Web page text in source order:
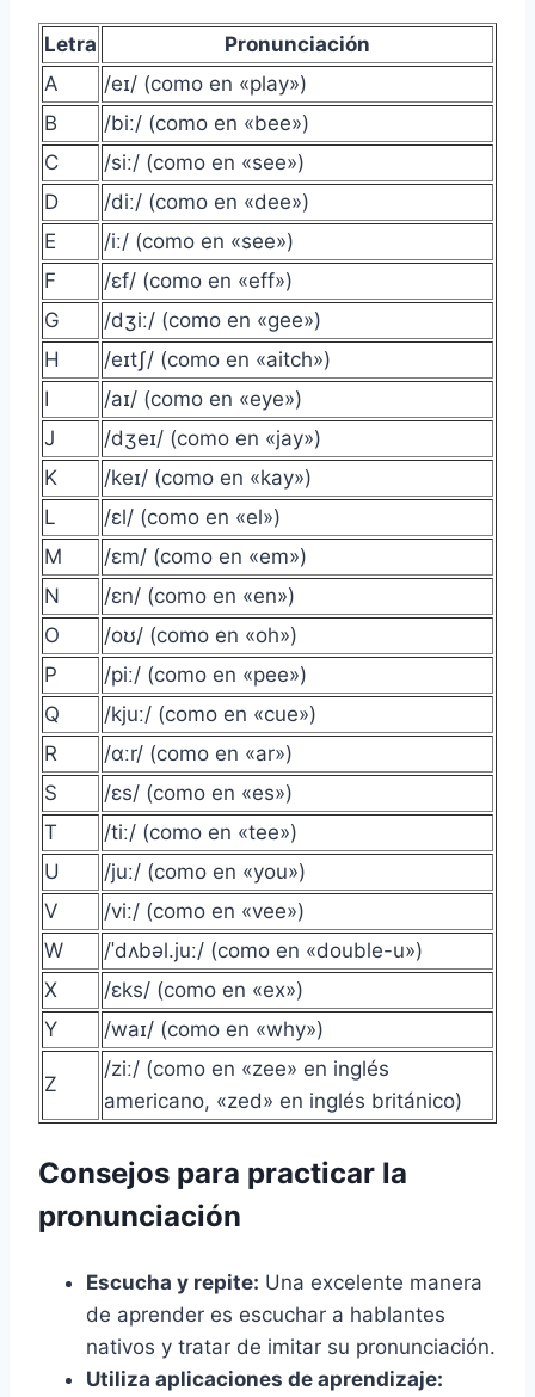
Letra
Pronunciación
A
/eɪ/ (como en «play»)
B
/biː/ (como en «bee»)
C
/siː/ (como en «see»)
D
/diː/ (como en «dee»)
E
/iː/ (como en «see»)
F
/ɛf/ (como en «eff»)
G
/dʒiː/ (como en «gee»)
H
/eɪtʃ/ (como en «aitch»)
I
/aɪ/ (como en «eye»)
J
/dʒeɪ/ (como en «jay»)
K
/keɪ/ (como en «kay»)
L
/ɛl/ (como en «el»)
M
/ɛm/ (como en «em»)
N
/ɛn/ (como en «en»)
O
/oʊ/ (como en «oh»)
P
/piː/ (como en «pee»)
Q
/kjuː/ (como en «cue»)
R
/ɑːr/ (como en «ar»)
S
/ɛs/ (como en «es»)
T
/tiː/ (como en «tee»)
U
/juː/ (como en «you»)
V
/viː/ (como en «vee»)
W
/ˈdʌbəl.juː/ (como en «double-u»)
X
/ɛks/ (como en «ex»)
Y
/waɪ/ (como en «why»)
Z
/ziː/ (como en «zee» en inglés
americano, «zed» en inglés británico)
Consejos para practicar la
pronunciación
Escucha y repite: Una excelente manera
de aprender es escuchar a hablantes
nativos y tratar de imitar su pronunciación.
Utiliza aplicaciones de aprendizaje: